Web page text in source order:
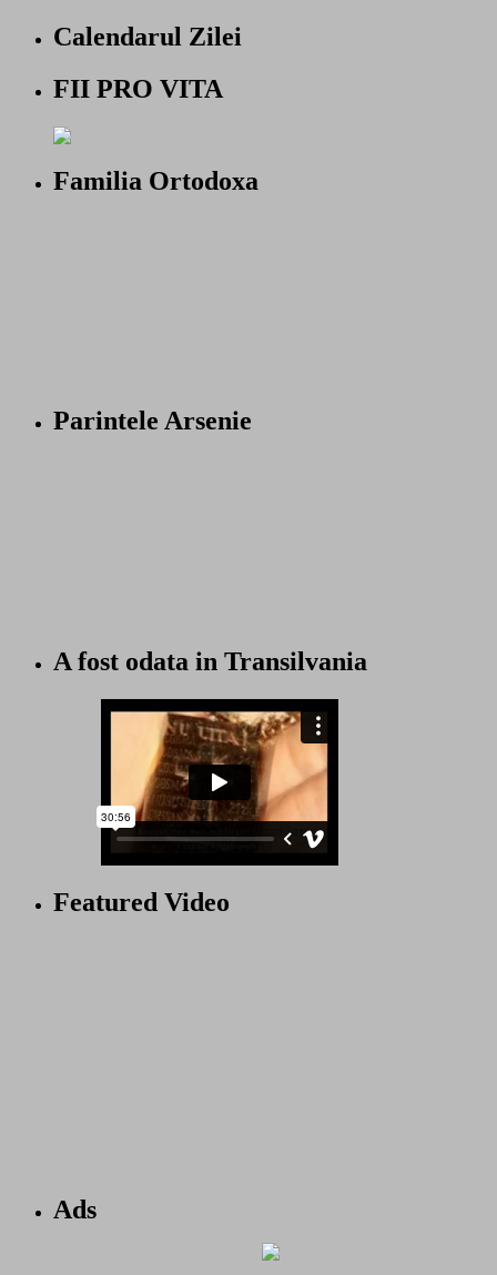
Calendarul Zilei
FII PRO VITA
Familia Ortodoxa
Parintele Arsenie
A fost odata in Transilvania
Featured Video
Ads